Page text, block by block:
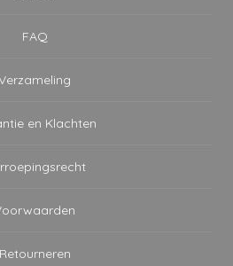
FAQ
en Klachten
Retourneren